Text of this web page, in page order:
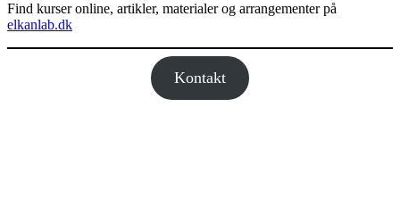
Find kurser online, artikler, materialer og arrangementer på
elkanlab.dk
Kontakt